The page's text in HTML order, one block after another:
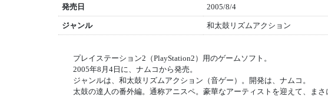
発売日 2005/8/4
ジャンル 和太鼓リズムアクション
プレイステーション2（PlayStation2）用のゲームソフト。
2005年8月4日に、ナムコから発売。
ジャンルは、和太鼓リズムアクション（音ゲー）。開発は、ナムコ。
太鼓の達人の番外編。通称アニスペ。豪華なアーティストを迎えて、まさ